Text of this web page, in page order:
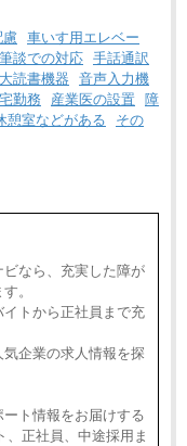
慮 車いす用エレベー
筆談での対応 手話通訳
読書機器
音声入力機
勤務 産業医の設置
障
憩室などがある
その
なら、充実した障が
。
イトから正社員まで充
企業の求人情報を探
ート情報をお届けする
、正社員、中途採用ま